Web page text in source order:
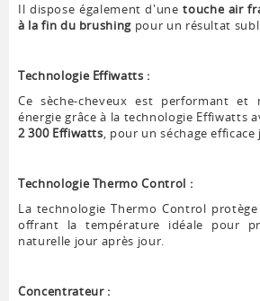
Il dispose également d'une touche air
à la fin du brushing pour un résultat
Technologie Effiwatts :
Ce sèche-cheveux est performant et
énergie grâce à la technologie Effiwatts
2 300 Effiwatts, pour un séchage
Technologie Thermo Control :
La technologie Thermo Control
offrant la température idéale pour
naturelle jour après jour.
Concentrateur :